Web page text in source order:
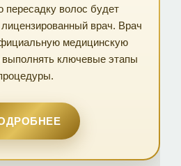
пересадку волос будет
врач. Врач
медицинскую
ключевые этапы